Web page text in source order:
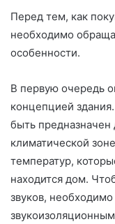
Перед тем, как
необходимо
особенности.
В первую очередь
концепцией
быть предназначен
климатической
температур,
находится дом.
звуков,